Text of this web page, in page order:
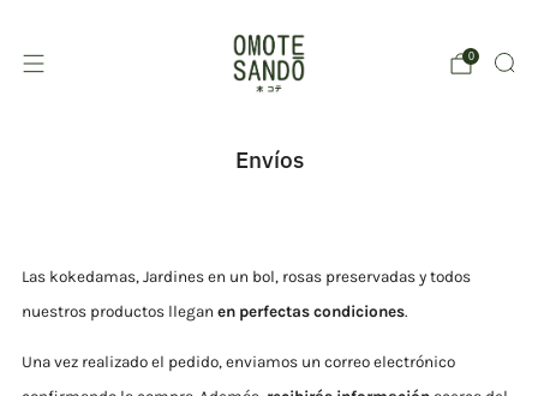
0
Envíos
Las kokedamas, Jardines en un bol, rosas preservadas y todos
nuestros productos llegan en perfectas condiciones.
Una vez realizado el pedido, enviamos un correo electrónico